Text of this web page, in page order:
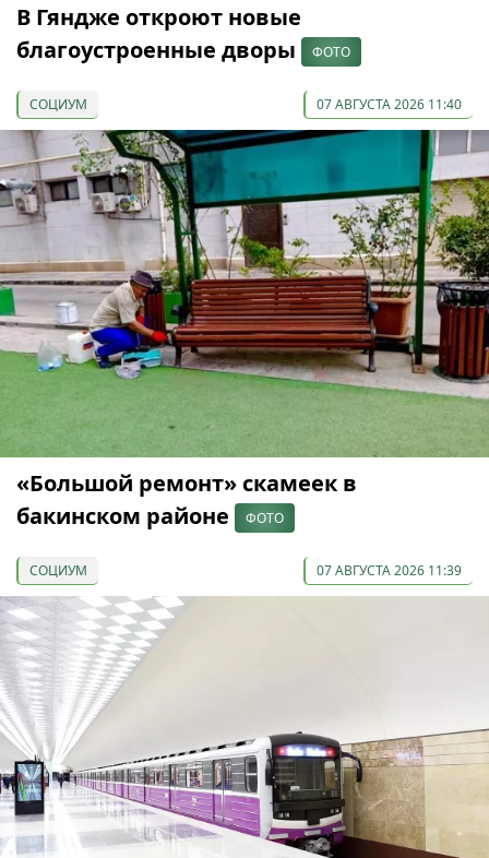
В Гяндже откроют новые
благоустроенные дворы
ФОТО
СОЦИУМ 07 АВГУСТА 2026 11:40
«Большой ремонт» скамеек в
бакинском районе
ФОТО
СОЦИУМ 07 АВГУСТА 2026 11:39